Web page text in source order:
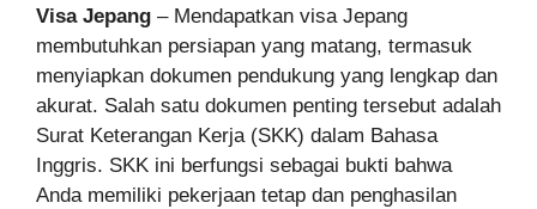
Visa Jepang – Mendapatkan visa Jepang
membutuhkan persiapan yang matang, termasuk
menyiapkan dokumen pendukung yang lengkap dan
akurat. Salah satu dokumen penting tersebut adalah
Surat Keterangan Kerja (SKK) dalam Bahasa
Inggris. SKK ini berfungsi sebagai bukti bahwa
Anda memiliki pekerjaan tetap dan penghasilan